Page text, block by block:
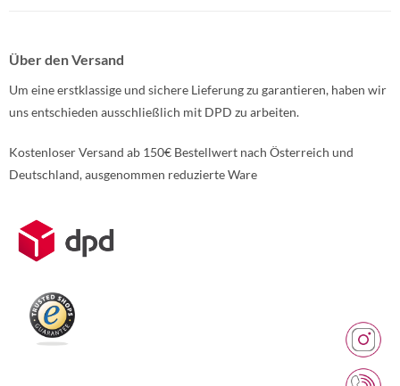
Über den Versand
Um eine erstklassige und sichere Lieferung zu garantieren, haben wir
uns entschieden ausschließlich mit DPD zu arbeiten.
Kostenloser Versand ab 150€ Bestellwert nach Österreich und
Deutschland, ausgenommen reduzierte Ware
Weitere Informationen über den gesperrten Inhalt.